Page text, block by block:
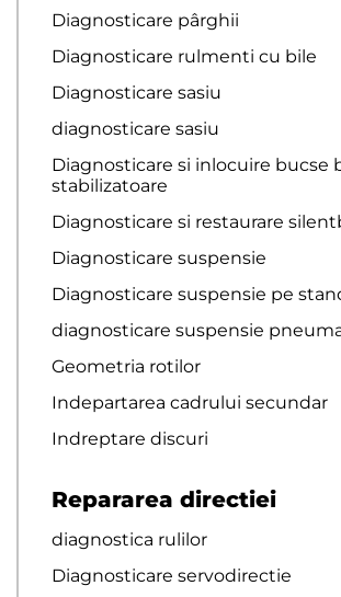
Diagnosticare pârghii
Diagnosticare rulmenti cu bile
Diagnosticare sasiu
diagnosticare sasiu
Diagnosticare si inlocuire bucse
stabilizatoare
Diagnosticare si restaurare
Diagnosticare suspensie
Diagnosticare suspensie pe
diagnosticare suspensie
Geometria rotilor
Indepartarea cadrului secundar
Indreptare discuri
Repararea directiei
diagnostica rulilor
Diagnosticare servodirectie